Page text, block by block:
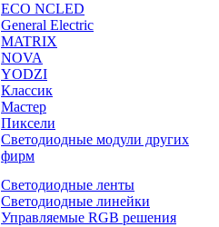
ECO NCLED
General Electric
MATRIX
NOVA
YODZI
Классик
Мастер
Пиксели
Светодиодные модули других
фирм
Светодиодные ленты
Светодиодные линейки
Управляемые RGB решения